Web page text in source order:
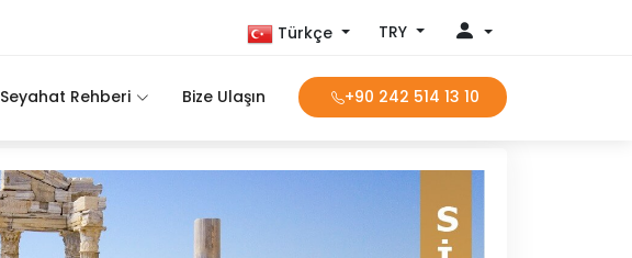
Türkçe TRY
Seyahat Rehberi Bize Ulaşın +90 242 514 13 10